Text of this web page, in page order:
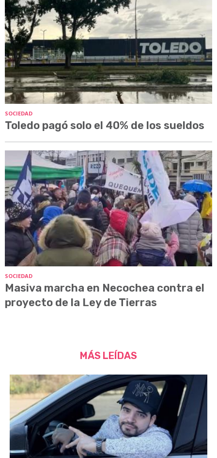
SOCIEDAD
Toledo pagó solo el 40% de los sueldos
SOCIEDAD
Masiva marcha en Necochea contra el
proyecto de la Ley de Tierras
MÁS LEÍDAS